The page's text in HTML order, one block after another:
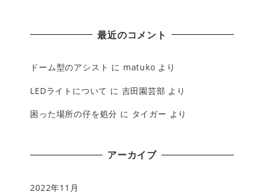
最近のコメント
ドーム型のアシスト に matuko より
LEDライトについて に 吉田園芸部 より
困った場所の仔を処分 に タイガー より
アーカイブ
2022年11月